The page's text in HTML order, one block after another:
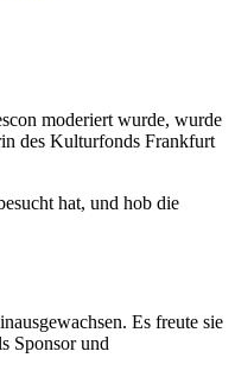
moderiert wurde, wurde
des Kulturfonds Frankfurt
hat, und hob die
Es freute sie
Sponsor und